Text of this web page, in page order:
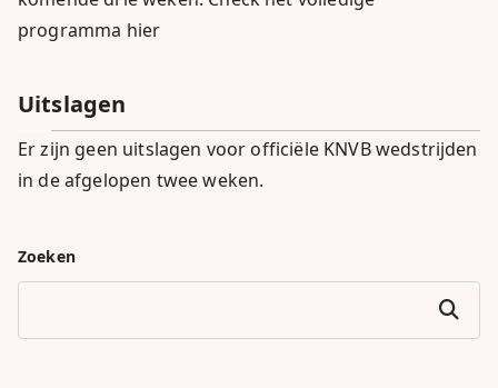
programma hier
Uitslagen
Er zijn geen uitslagen voor officiële KNVB wedstrijden
in de afgelopen twee weken.
Zoeken
Zoeken